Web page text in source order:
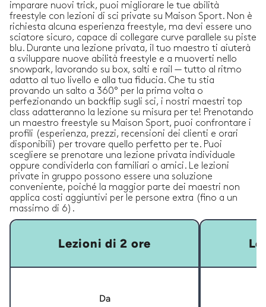
imparare nuovi trick, puoi migliorare le tue abilità
freestyle con lezioni di sci private su Maison Sport. Non è
richiesta alcuna esperienza freestyle, ma devi essere uno
sciatore sicuro, capace di collegare curve parallele su piste
blu. Durante una lezione privata, il tuo maestro ti aiuterà
a sviluppare nuove abilità freestyle e a muoverti nello
snowpark, lavorando su box, salti e rail — tutto al ritmo
adatto al tuo livello e alla tua fiducia. Che tu stia
provando un salto a 360° per la prima volta o
perfezionando un backflip sugli sci, i nostri maestri top
class adatteranno la lezione su misura per te! Prenotando
un maestro freestyle su Maison Sport, puoi confrontare i
profili (esperienza, prezzi, recensioni dei clienti e orari
disponibili) per trovare quello perfetto per te. Puoi
scegliere se prenotare una lezione privata individuale
oppure condividerla con familiari o amici. Le lezioni
private in gruppo possono essere una soluzione
conveniente, poiché la maggior parte dei maestri non
applica costi aggiuntivi per le persone extra (fino a un
massimo di 6).
Lezioni di 2 ore
Da